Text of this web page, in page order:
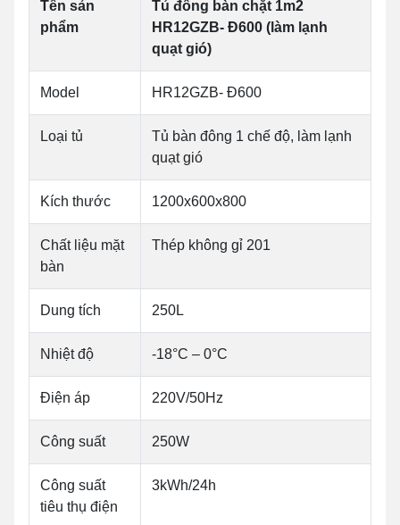
Tên sản
phẩm
Tủ đông bàn chặt 1m2
HR12GZB- Đ600 (làm lạnh
quạt gió)
Model HR12GZB- Đ600
Loại tủ
Tủ bàn đông 1 chế độ, làm lạnh
quạt gió
Kích thước 1200x600x800
Chất liệu mặt
bàn
Thép không gỉ 201
Dung tích 250L
Nhiệt độ -18°C – 0°C
Điện áp 220V/50Hz
Công suất 250W
Công suất
tiêu thụ điện
3kWh/24h